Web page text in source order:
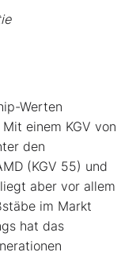
Werten
einem KGV von
den
(KGV 55) und
aber vor allem
im Markt
hat das